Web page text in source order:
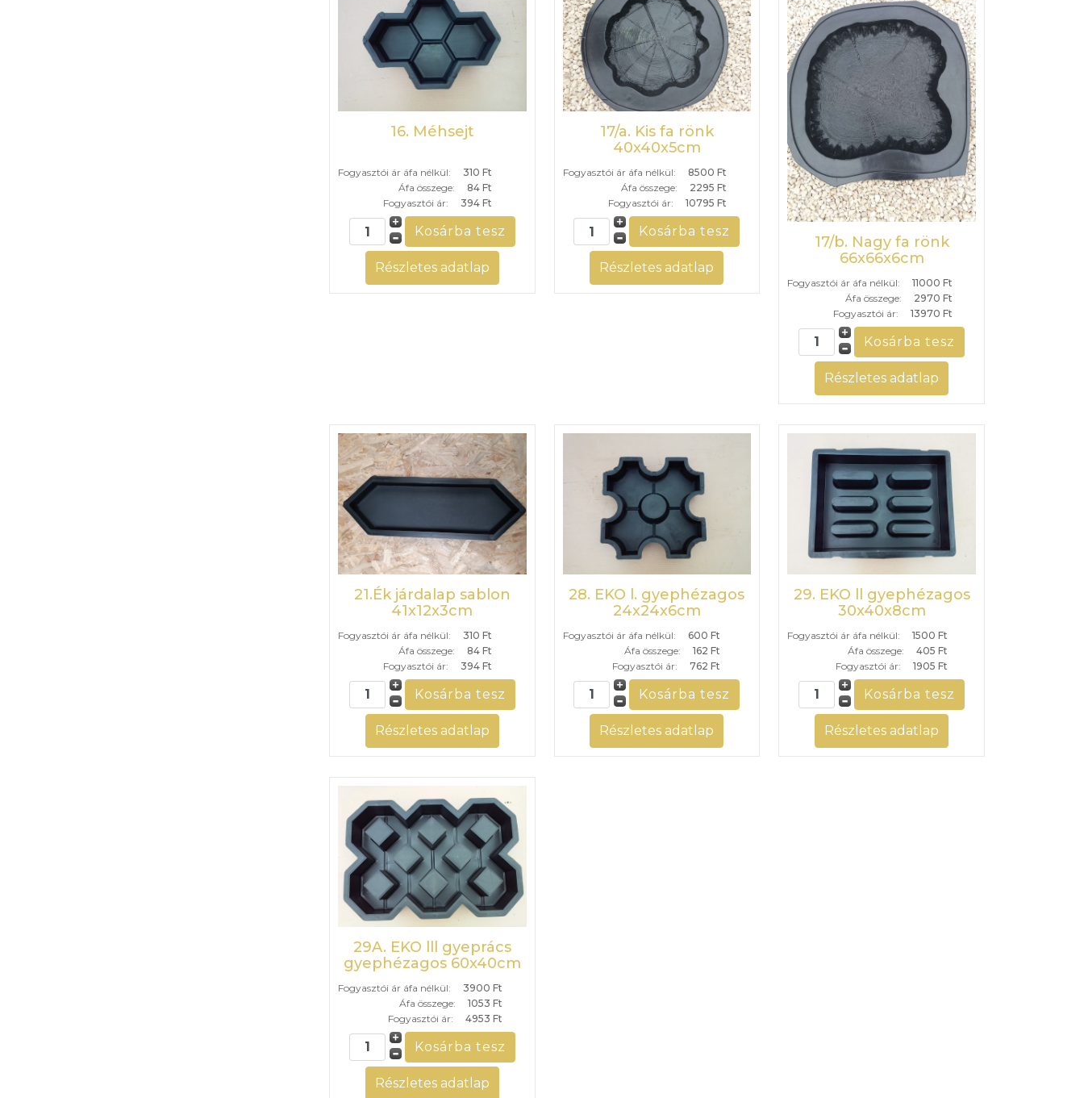
16. Méhsejt
Fogyasztói ár áfa nélkül:
310 Ft
Áfa összege:
84 Ft
Fogyasztói ár:
394 Ft
Részletes adatlap
17/a. Kis fa rönk
40x40x5cm
Fogyasztói ár áfa nélkül:
8500 Ft
Áfa összege:
2295 Ft
Fogyasztói ár:
10795 Ft
Részletes adatlap
17/b. Nagy fa rönk
66x66x6cm
Fogyasztói ár áfa nélkül:
11000 Ft
Áfa összege:
2970 Ft
Fogyasztói ár:
13970 Ft
Részletes adatlap
21.Ék járdalap sablon
41x12x3cm
Fogyasztói ár áfa nélkül:
310 Ft
Áfa összege:
84 Ft
Fogyasztói ár:
394 Ft
Részletes adatlap
28. EKO l. gyephézagos
24x24x6cm
Fogyasztói ár áfa nélkül:
600 Ft
Áfa összege:
162 Ft
Fogyasztói ár:
762 Ft
Részletes adatlap
29. EKO ll gyephézagos
30x40x8cm
Fogyasztói ár áfa nélkül:
1500 Ft
Áfa összege:
405 Ft
Fogyasztói ár:
1905 Ft
Részletes adatlap
29A. EKO lll gyeprács
gyephézagos 60x40cm
Fogyasztói ár áfa nélkül:
3900 Ft
Áfa összege:
1053 Ft
Fogyasztói ár:
4953 Ft
Részletes adatlap